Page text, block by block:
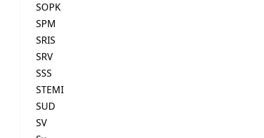
SOPK
SPM
SRIS
SRV
SSS
STEMI
SUD
SV